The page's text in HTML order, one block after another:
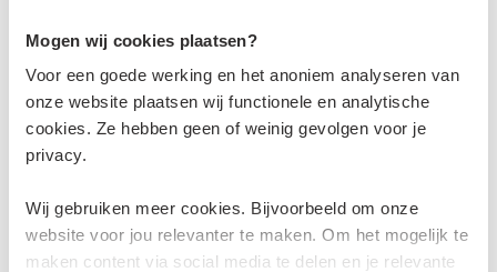
Mogen wij cookies plaatsen?
Voor een goede werking en het anoniem analyseren van
onze website plaatsen wij functionele en analytische
cookies. Ze hebben geen of weinig gevolgen voor je
privacy.
Wij gebruiken meer cookies. Bijvoorbeeld om onze
website voor jou relevanter te maken. Om het mogelijk te
maken content via social media te delen en je relevante
Abonnementen en betalen